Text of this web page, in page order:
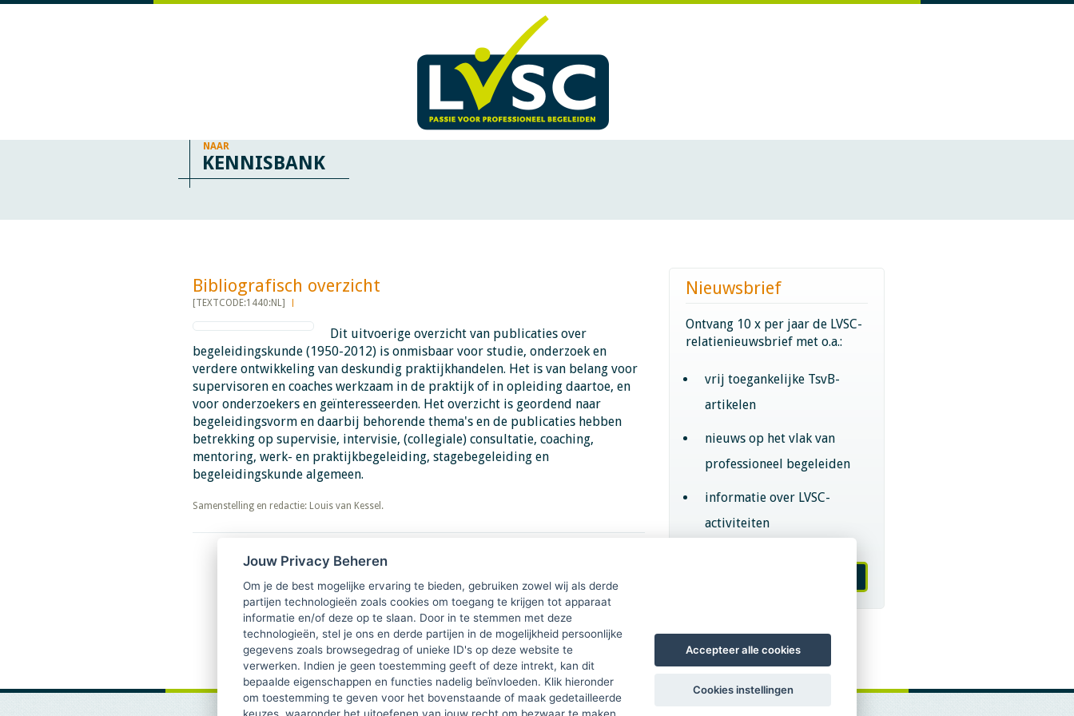
NAAR
KENNISBANK
Bibliografisch overzicht​​​​​​
[TEXTCODE:1440:NL]
Dit uitvoerige overzicht van publicaties over
begeleidingskunde (1950-2012) is onmisbaar voor studie, onderzoek en
verdere ontwikkeling van deskundig praktijkhandelen. Het is van belang voor
supervisoren en coaches werkzaam in de praktijk of in opleiding daartoe, en
voor onderzoekers en geïnteresseerden. Het overzicht is geordend naar
begeleidingsvorm en daarbij behorende thema's en de publicaties hebben
betrekking op supervisie, intervisie, (collegiale) consultatie, coaching,
mentoring, werk- en praktijkbegeleiding, stagebegeleiding en
begeleidingskunde algemeen.
​​​​​​​Samenstelling en redactie: Louis van Kessel.
Nieuwsbrief
Ontvang 10 x per jaar de LVSC-
relatienieuwsbrief met o.a.:
vrij toegankelijke TsvB-
artikelen
nieuws op het vlak van
professioneel begeleiden
informatie over LVSC-
activiteiten
Jouw Privacy Beheren
Om je de best mogelijke ervaring te bieden, gebruiken zowel wij als derde
partijen technologieën zoals cookies om toegang te krijgen tot apparaat
informatie en/of deze op te slaan. Door in te stemmen met deze
technologieën, stel je ons en derde partijen in de mogelijkheid persoonlijke
gegevens zoals browsegedrag of unieke ID's op deze website te
verwerken. Indien je geen toestemming geeft of deze intrekt, kan dit
bepaalde eigenschappen en functies nadelig beïnvloeden. Klik hieronder
om toestemming te geven voor het bovenstaande of maak gedetailleerde
Accepteer alle cookies
Cookies instellingen